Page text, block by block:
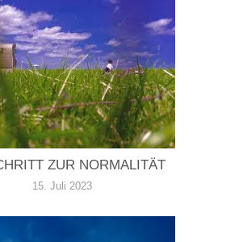
ZUR NORMALITÄT
15. Juli 2023